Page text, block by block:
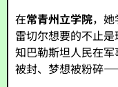
在常青州立学院，
雷切尔想要的不止
知巴勒斯坦人民在
被封、梦想被粉碎